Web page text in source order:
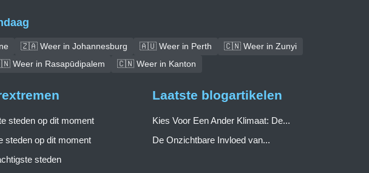
🇿🇦 Weer in Johannesburg 🇦🇺 Weer in Perth
🇨🇳 Weer in Zunyi
Weer in Rasapūdipalem 🇨🇳 Weer in Kanton
steden op dit moment
steden op dit moment
steden
Laatste blogartikelen
Kies Voor Een Ander Klimaat: De...
De Onzichtbare Invloed van...